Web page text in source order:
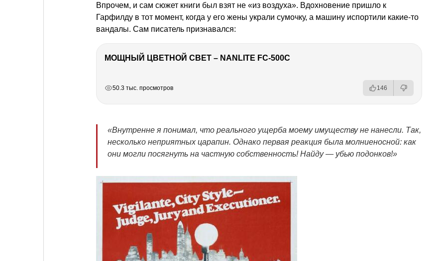
Впрочем, и сам сюжет книги был взят не «из воздуха». Вдохновение пришло к
Гарфилду в тот момент, когда у его жены украли сумочку, а машину испортили какие-то
вандалы. Сам писатель признавался:
МОЩНЫЙ ЦВЕТНОЙ СВЕТ – NANLITE FC-500C
50.3 тыс. просмотров 146
«Внутренне я понимал, что реального ущерба моему имуществу не нанесли. Так,
несколько неприятных царапин. Однако первая реакция была молниеносной: как
они могли посягнуть на частную собственность! Найду — убью подонков!»